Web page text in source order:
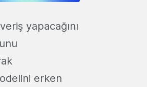
yapacağını
erken